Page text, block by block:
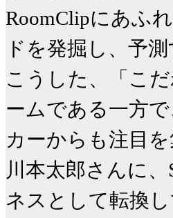
RoomClipにあふ
ドを発掘し、予
こうした、「こ
ームである一方
カーからも注目
川本太郎さんに
ネスとして転換